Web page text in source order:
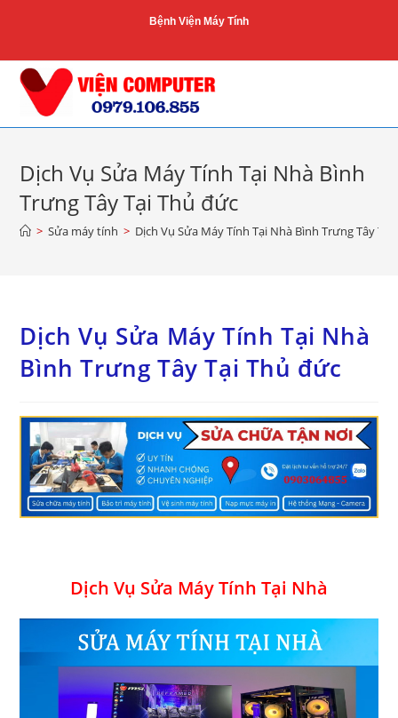
Bệnh Viện Máy Tính
Dịch Vụ Sửa Máy Tính Tại Nhà Bình
Trưng Tây Tại Thủ đức
> Sửa máy tính > Dịch Vụ Sửa Máy Tính Tại Nhà Bình Trưng Tây Tại
Dịch Vụ Sửa Máy Tính Tại Nhà
Bình Trưng Tây Tại Thủ đức
Dịch Vụ Sửa Máy Tính Tại Nhà